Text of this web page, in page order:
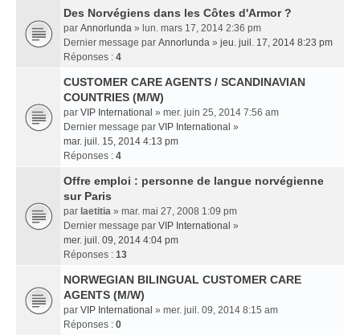
Des Norvégiens dans les Côtes d'Armor ?
par Annorlunda » lun. mars 17, 2014 2:36 pm
Dernier message par Annorlunda » jeu. juil. 17, 2014 8:23 pm
Réponses : 4
CUSTOMER CARE AGENTS / SCANDINAVIAN
COUNTRIES (M/W)
par VIP International » mer. juin 25, 2014 7:56 am
Dernier message par VIP International »
mar. juil. 15, 2014 4:13 pm
Réponses : 4
Offre emploi : personne de langue norvégienne
sur Paris
par laetitia » mar. mai 27, 2008 1:09 pm
Dernier message par VIP International »
mer. juil. 09, 2014 4:04 pm
Réponses : 13
NORWEGIAN BILINGUAL CUSTOMER CARE
AGENTS (M/W)
par VIP International » mer. juil. 09, 2014 8:15 am
Réponses : 0